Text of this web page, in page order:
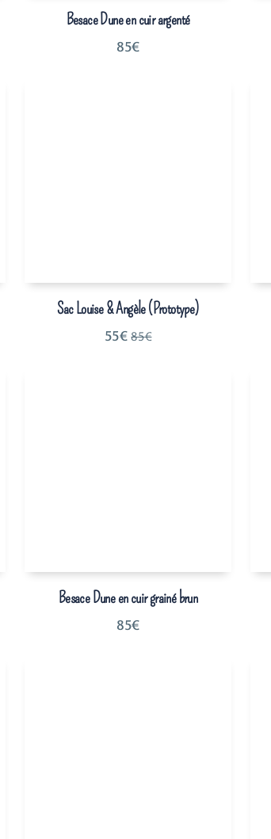
Besace Dune en cuir argenté
85€
Sac Louise & Angèle (Prototype)
55€ 85€
Besace Dune en cuir grainé brun
85€